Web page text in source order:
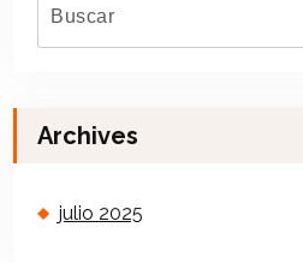
Archives
julio 2025